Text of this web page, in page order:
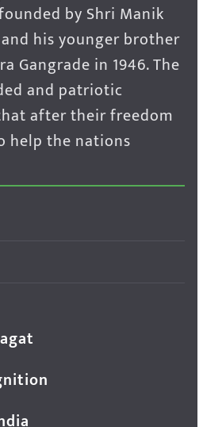
by Shri Manik
his younger brother
Gangrade in 1946. The
and patriotic
after their freedom
help the nations